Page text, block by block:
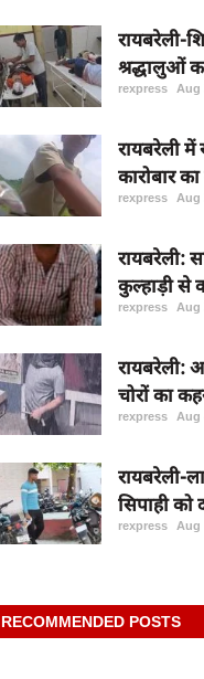
रायबरेली-
श्रद्धालुओं
rexpress Aug
रायबरेली
कारोबार
rexpress Aug
रायबरेली:
कुल्हाड़ी से
rexpress Aug
रायबरेली:
चोरों का
rexpress Aug
रायबरेली-
सिपाही को
rexpress Aug
RECOMMENDED POSTS